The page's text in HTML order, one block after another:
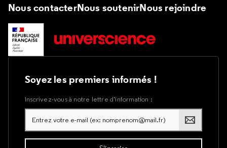
Nous contacterNous soutenirNous rejoindre
Soyez les premiers informés !
Inscrivez-vous à notre lettre d’information :